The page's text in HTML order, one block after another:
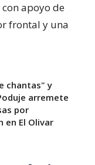
apoyo de
frontal y una
chantas" y
arremete
por
en El Olivar